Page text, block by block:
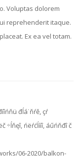
Voluptas dolorem
reprehenderit itaque.
Ex ea vel totam.
đĺá˙ňŕě, çŕ
÷ĺňęî, ńëŕćĺííî, áűńňđî č
06-2020/balkon-